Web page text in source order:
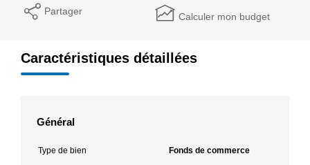
Partager Calculer mon budget
Caractéristiques détaillées
Général
Type de bien Fonds de commerce